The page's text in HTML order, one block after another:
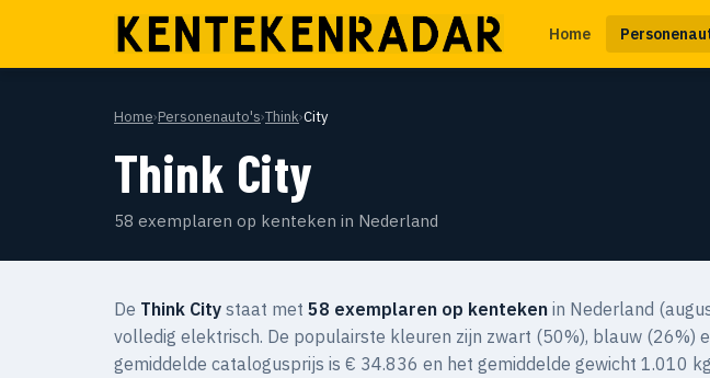
Home
Home›Personenauto's›Think›City
Think City
58 exemplaren op kenteken in Nederland
De Think City staat met 58 exemplaren op kenteken in Nederland
volledig elektrisch. De populairste kleuren zijn zwart (50%), blauw (26%)
gemiddelde catalogusprijs is € 34.836 en het gemiddelde gewicht 1.010